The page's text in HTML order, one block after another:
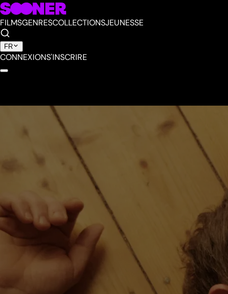
FILMSGENRESCOLLECTIONSJEUNESSE
FR
CONNEXIONS'INSCRIRE